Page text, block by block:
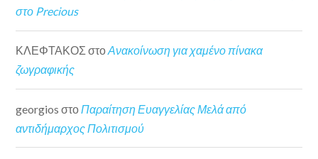
στο Precious
ΚΛΕΦΤΑΚΟΣ στοΑνακοίνωση για χαμένο πίνακα
ζωγραφικής
georgios στο Παραίτηση Ευαγγελίας Μελά από
αντιδήμαρχος Πολιτισμού